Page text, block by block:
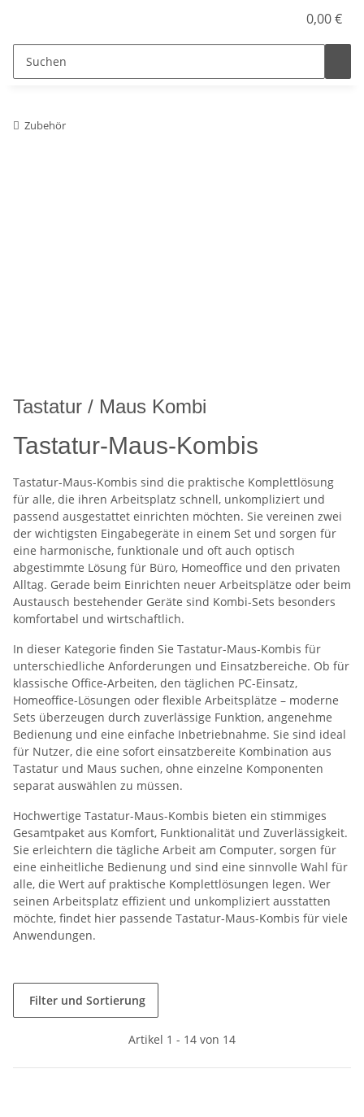
0,00 €
Zubehör
Tastatur / Maus Kombi
Tastatur-Maus-Kombis
Tastatur-Maus-Kombis sind die praktische Komplettlösung
für alle, die ihren Arbeitsplatz schnell, unkompliziert und
passend ausgestattet einrichten möchten. Sie vereinen zwei
der wichtigsten Eingabegeräte in einem Set und sorgen für
eine harmonische, funktionale und oft auch optisch
abgestimmte Lösung für Büro, Homeoffice und den privaten
Alltag. Gerade beim Einrichten neuer Arbeitsplätze oder beim
Austausch bestehender Geräte sind Kombi-Sets besonders
komfortabel und wirtschaftlich.
In dieser Kategorie finden Sie Tastatur-Maus-Kombis für
unterschiedliche Anforderungen und Einsatzbereiche. Ob für
klassische Office-Arbeiten, den täglichen PC-Einsatz,
Homeoffice-Lösungen oder flexible Arbeitsplätze – moderne
Sets überzeugen durch zuverlässige Funktion, angenehme
Bedienung und eine einfache Inbetriebnahme. Sie sind ideal
für Nutzer, die eine sofort einsatzbereite Kombination aus
Tastatur und Maus suchen, ohne einzelne Komponenten
separat auswählen zu müssen.
Hochwertige Tastatur-Maus-Kombis bieten ein stimmiges
Gesamtpaket aus Komfort, Funktionalität und Zuverlässigkeit.
Sie erleichtern die tägliche Arbeit am Computer, sorgen für
eine einheitliche Bedienung und sind eine sinnvolle Wahl für
alle, die Wert auf praktische Komplettlösungen legen. Wer
seinen Arbeitsplatz effizient und unkompliziert ausstatten
möchte, findet hier passende Tastatur-Maus-Kombis für viele
Anwendungen.
Filter und Sortierung
Artikel 1 - 14 von 14